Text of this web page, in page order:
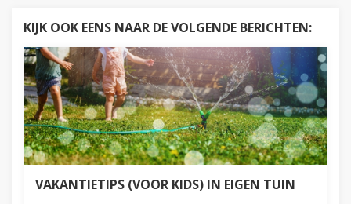
KIJK OOK EENS NAAR DE VOLGENDE BERICHTEN:
VAKANTIETIPS (VOOR KIDS) IN EIGEN TUIN